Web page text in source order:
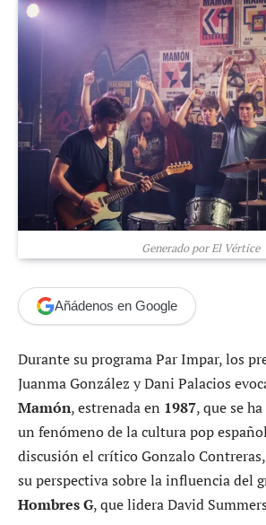
Generado por El Vértice
Añádenos en Google
Durante su programa Par Impar, los
Juanma González y Dani Palacios
Mamón, estrenada en 1987, que se
un fenómeno de la cultura pop
discusión el crítico Gonzalo
su perspectiva sobre la influencia del
Hombres G, que lidera David